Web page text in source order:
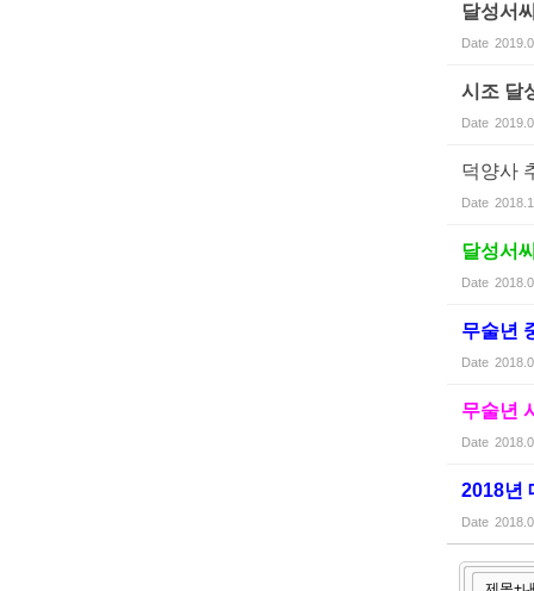
달성서
Date
시조 달
Date
덕양사
Date
달성서
Date
무술년
Date
무술년
Date
2018년
Date